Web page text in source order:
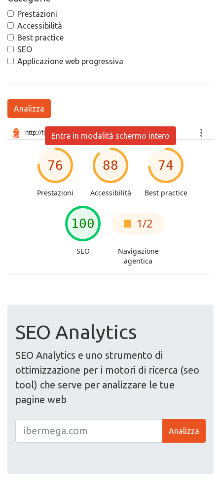
Prestazioni
Accessibilità
Best practice
SEO
Applicazione web progressiva
Analizza
Entra in modalità schermo intero
SEO Analytics
SEO Analytics e uno strumento di
ottimizzazione per i motori di ricerca (seo
tool) che serve per analizzare le tue
pagine web
Analizza